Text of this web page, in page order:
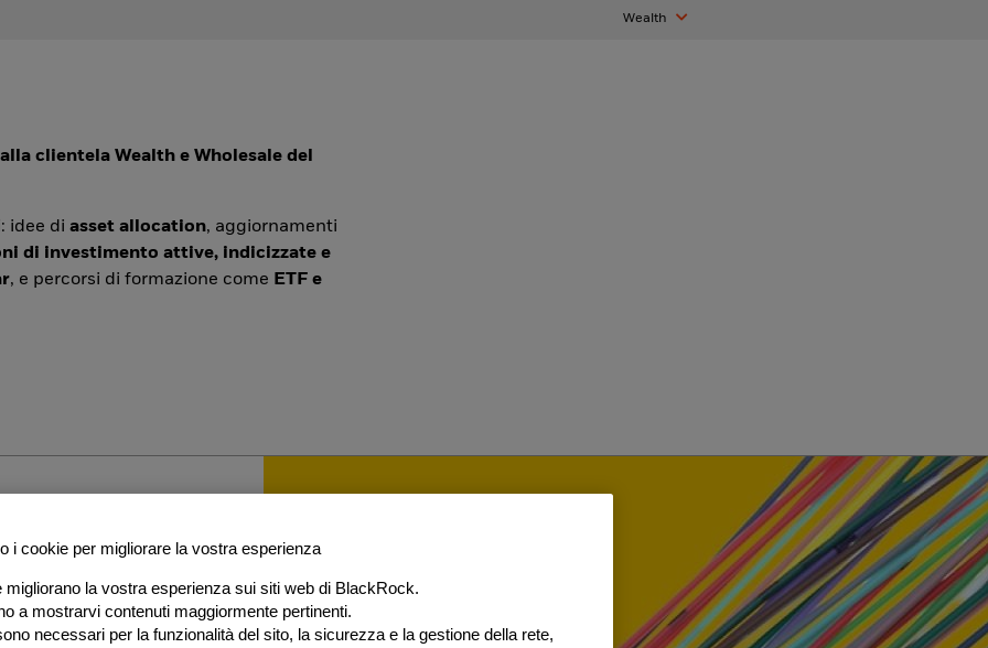
Wealth
alla clientela Wealth e Wholesale del
idee di asset allocation, aggiornamenti
di investimento attive, indicizzate e
, e percorsi di formazione come ETF e
i cookie per migliorare la vostra esperienza
migliorano la vostra esperienza sui siti web di BlackRock.
a mostrarvi contenuti maggiormente pertinenti.
necessari per la funzionalità del sito, la sicurezza e la gestione della rete,